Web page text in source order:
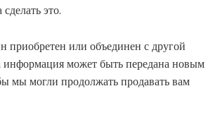
это.
приобретен или объединен с другой
может быть передана новым
мы могли продолжать продавать вам